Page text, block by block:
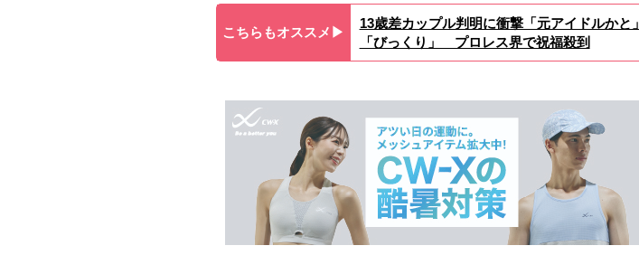
こちらもオススメ▶︎
13歳差カップル判明に衝撃「元アイドルかと」
「びっくり」 プロレス界で祝福殺到